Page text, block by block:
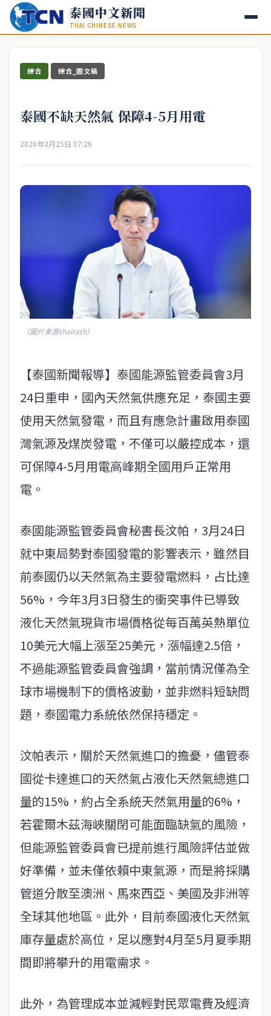
泰國中文新聞
THAI CHINESE NEWS
綜合 綜合_圖文稿
泰國不缺天然氣 保障4-5月用電
2026年3月25日 07:26
（圖片來源thairath）
【泰國新聞報導】泰國能源監管委員會3月
24日重申，國內天然氣供應充足，泰國主要
使用天然氣發電，而且有應急計畫啟用泰國
灣氣源及煤炭發電，不僅可以嚴控成本，還
可保障4-5月用電高峰期全國用戶正常用
電。
泰國能源監管委員會秘書長汶帕，3月24日
就中東局勢對泰國發電的影響表示，雖然目
前泰國仍以天然氣為主要發電燃料，占比達
56%，今年3月3日發生的衝突事件已導致
液化天然氣現貨市場價格從每百萬英熱單位
10美元大幅上漲至25美元，漲幅達2.5倍，
不過能源監管委員會強調，當前情況僅為全
球市場機制下的價格波動，並非燃料短缺問
題，泰國電力系統依然保持穩定。
汶帕表示，關於天然氣進口的擔憂，儘管泰
國從卡達進口的天然氣占液化天然氣總進口
量的15%，約占全系統天然氣用量的6%，
若霍爾木茲海峽關閉可能面臨缺氣的風險，
但能源監管委員會已提前進行風險評估並做
好準備，並未僅依賴中東氣源，而是將採購
管道分散至澳洲、馬來西亞、美國及非洲等
全球其他地區。此外，目前泰國液化天然氣
庫存量處於高位，足以應對4月至5月夏季期
間即將攀升的用電需求。
此外，為管理成本並減輕對民眾電費及經濟